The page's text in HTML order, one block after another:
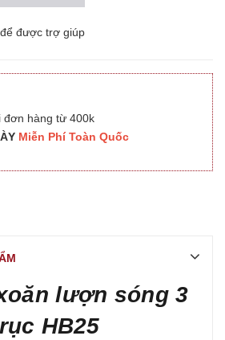
để được trợ giúp
đơn hàng từ 400k
Miễn Phí Toàn Quốc
lượn sóng 3
HB25